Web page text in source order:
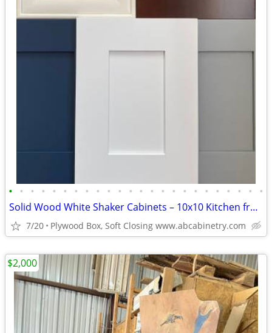
• • • • • • • • • • • • • • • • • • • • • • • •
Solid Wood White Shaker Cabinets – 10x10 Kitchen from $1,950+ (Free De
7/20 Plywood Box, Soft Closing www.abcabinetry.com
$2,000